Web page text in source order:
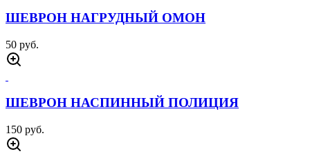
ШЕВРОН НАГРУДНЫЙ ОМОН
50 руб.
ШЕВРОН НАСПИННЫЙ ПОЛИЦИЯ
150 руб.